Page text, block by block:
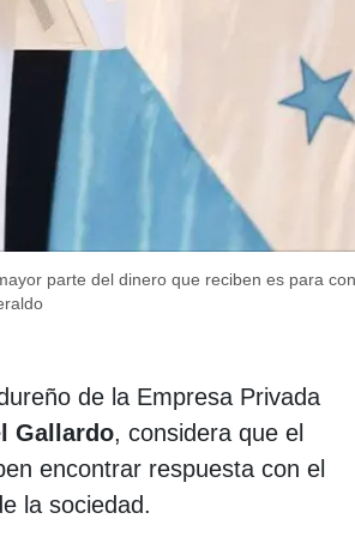
parte del dinero que reciben es para
de la Empresa Privada
Gallardo, considera que el
encontrar respuesta con el
la sociedad.